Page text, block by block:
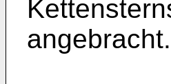
angebracht.